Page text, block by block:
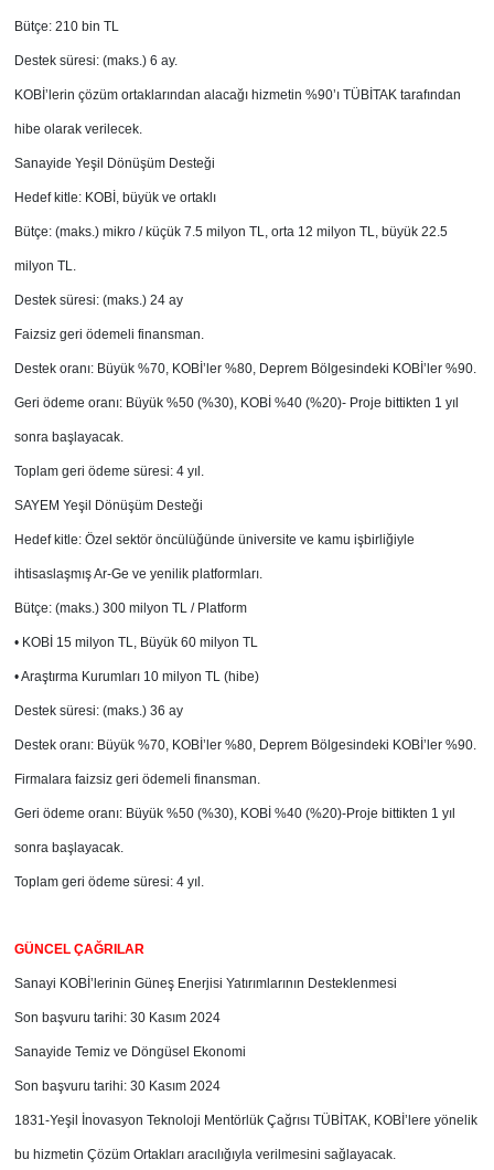
Bütçe: 210 bin TL
Destek süresi: (maks.) 6 ay.
KOBİ’lerin çözüm ortaklarından alacağı hizmetin %90’ı TÜBİTAK tarafından
hibe olarak verilecek.
Sanayide Yeşil Dönüşüm Desteği
Hedef kitle: KOBİ, büyük ve ortaklı
Bütçe: (maks.) mikro / küçük 7.5 milyon TL, orta 12 milyon TL, büyük 22.5
milyon TL.
Destek süresi: (maks.) 24 ay
Faizsiz geri ödemeli finansman.
Destek oranı: Büyük %70, KOBİ’ler %80, Deprem Bölgesindeki KOBİ’ler %90.
Geri ödeme oranı: Büyük %50 (%30), KOBİ %40 (%20)- Proje bittikten 1 yıl
sonra başlayacak.
Toplam geri ödeme süresi: 4 yıl.
SAYEM Yeşil Dönüşüm Desteği
Hedef kitle: Özel sektör öncülüğünde üniversite ve kamu işbirliğiyle
ihtisaslaşmış Ar-Ge ve yenilik platformları.
Bütçe: (maks.) 300 milyon TL / Platform
• KOBİ 15 milyon TL, Büyük 60 milyon TL
• Araştırma Kurumları 10 milyon TL (hibe)
Destek süresi: (maks.) 36 ay
Destek oranı: Büyük %70, KOBİ’ler %80, Deprem Bölgesindeki KOBİ’ler %90.
Firmalara faizsiz geri ödemeli finansman.
Geri ödeme oranı: Büyük %50 (%30), KOBİ %40 (%20)-Proje bittikten 1 yıl
sonra başlayacak.
Toplam geri ödeme süresi: 4 yıl.
GÜNCEL ÇAĞRILAR
Sanayi KOBİ’lerinin Güneş Enerjisi Yatırımlarının Desteklenmesi
Son başvuru tarihi: 30 Kasım 2024
Sanayide Temiz ve Döngüsel Ekonomi
Son başvuru tarihi: 30 Kasım 2024
1831-Yeşil İnovasyon Teknoloji Mentörlük Çağrısı TÜBİTAK, KOBİ’lere yönelik
bu hizmetin Çözüm Ortakları aracılığıyla verilmesini sağlayacak.